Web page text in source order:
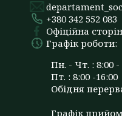
+380 342 552 083
Офіційна
Графік роботи:
Пн. - Чт. : 8:00 -
Пт. : 8:00 -16:00
Обідня
Графік